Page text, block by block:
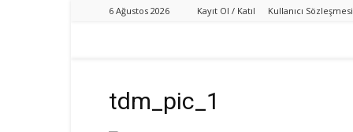
6 Ağustos 2026 Kayıt Ol / Katıl Kullanıcı Sözleşmesi
tdm_pic_1